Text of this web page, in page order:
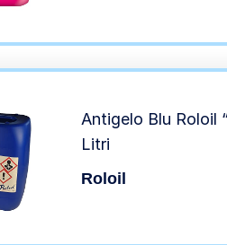
Antigelo Blu Roloil
Litri
Roloil